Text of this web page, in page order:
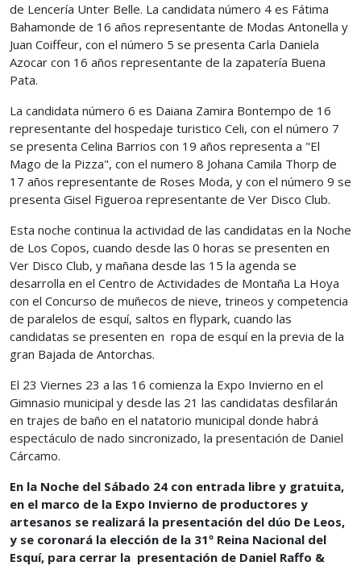
de Lencería Unter Belle. La candidata número 4 es Fátima
Bahamonde de 16 años representante de Modas Antonella y
Juan Coiffeur, con el número 5 se presenta Carla Daniela
Azocar con 16 años representante de la zapatería Buena
Pata.
La candidata número 6 es Daiana Zamira Bontempo de 16
representante del hospedaje turistico Celi, con el número 7
se presenta Celina Barrios con 19 años representa a "El
Mago de la Pizza", con el numero 8 Johana Camila Thorp de
17 años representante de Roses Moda, y con el número 9 se
presenta Gisel Figueroa representante de Ver Disco Club.
Esta noche continua la actividad de las candidatas en la Noche
de Los Copos, cuando desde las 0 horas se presenten en
Ver Disco Club, y mañana desde las 15 la agenda se
desarrolla en el Centro de Actividades de Montaña La Hoya
con el Concurso de muñecos de nieve, trineos y competencia
de paralelos de esquí, saltos en flypark, cuando las
candidatas se presenten en ropa de esquí en la previa de la
gran Bajada de Antorchas.
El 23 Viernes 23 a las 16 comienza la Expo Invierno en el
Gimnasio municipal y desde las 21 las candidatas desfilarán
en trajes de baño en el natatorio municipal donde habrá
espectáculo de nado sincronizado, la presentación de Daniel
Cárcamo.
En la Noche del Sábado 24 con entrada libre y gratuita,
en el marco de la Expo Invierno de productores y
artesanos se realizará la presentación del dúo De Leos,
y se coronará la elección de la 31º Reina Nacional del
Esquí, para cerrar la presentación de Daniel Raffo &